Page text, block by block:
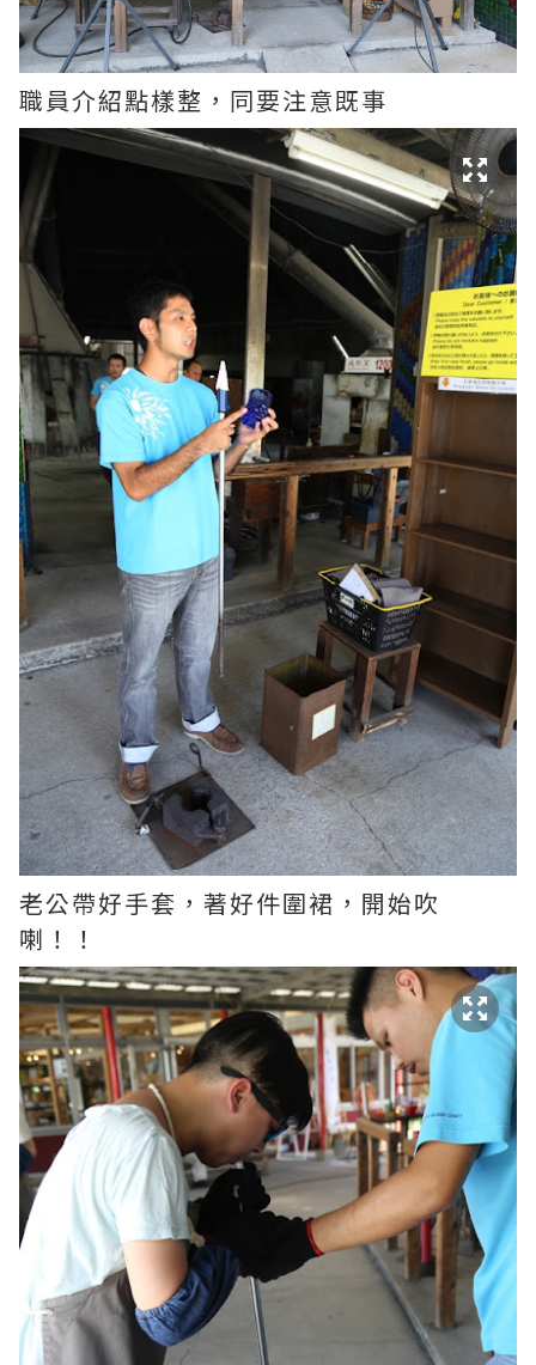
職員介紹點樣整，同要注意既事
老公帶好手套，著好件圍裙，開始吹
喇！！